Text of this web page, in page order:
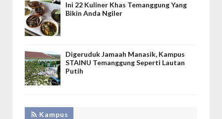
Ini 22 Kuliner Khas Temanggung Yang
Bikin Anda Ngiler
Digeruduk Jamaah Manasik, Kampus
STAINU Temanggung Seperti Lautan
Putih
Kampus